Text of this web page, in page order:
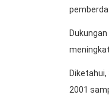
Diketahui,
2001